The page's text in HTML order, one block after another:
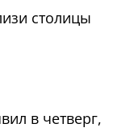
столицы
в четверг,